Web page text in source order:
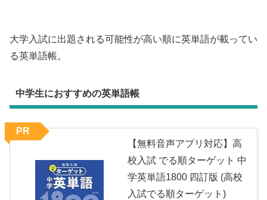
大学入試に出題される可能性が高い順に英単語が載ってい
る英単語帳。
中学生におすすめの英単語帳
【無料音声アプリ対応】高
校入試 でる順ターゲット 中
学英単語1800 四訂版 (高校
入試でる順ターゲット)
PR